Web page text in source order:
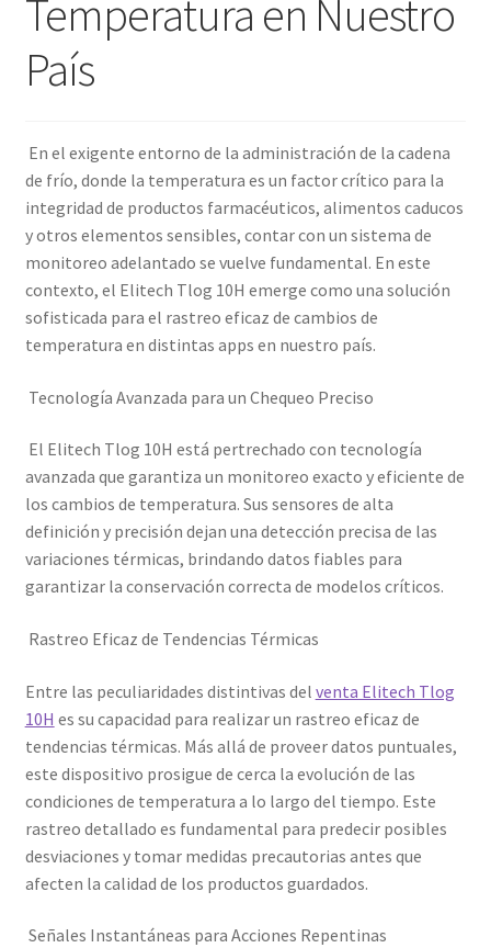
Temperatura en Nuestro
País
En el exigente entorno de la administración de la cadena
de frío, donde la temperatura es un factor crítico para la
integridad de productos farmacéuticos, alimentos caducos
y otros elementos sensibles, contar con un sistema de
monitoreo adelantado se vuelve fundamental. En este
contexto, el Elitech Tlog 10H emerge como una solución
sofisticada para el rastreo eficaz de cambios de
temperatura en distintas apps en nuestro país.
Tecnología Avanzada para un Chequeo Preciso
El Elitech Tlog 10H está pertrechado con tecnología
avanzada que garantiza un monitoreo exacto y eficiente de
los cambios de temperatura. Sus sensores de alta
definición y precisión dejan una detección precisa de las
variaciones térmicas, brindando datos fiables para
garantizar la conservación correcta de modelos críticos.
Rastreo Eficaz de Tendencias Térmicas
Entre las peculiaridades distintivas del venta Elitech Tlog
10H es su capacidad para realizar un rastreo eficaz de
tendencias térmicas. Más allá de proveer datos puntuales,
este dispositivo prosigue de cerca la evolución de las
condiciones de temperatura a lo largo del tiempo. Este
rastreo detallado es fundamental para predecir posibles
desviaciones y tomar medidas precautorias antes que
afecten la calidad de los productos guardados.
Señales Instantáneas para Acciones Repentinas